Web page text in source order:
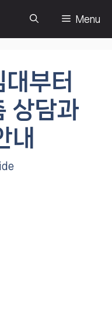
Menu
부터
상담과
내